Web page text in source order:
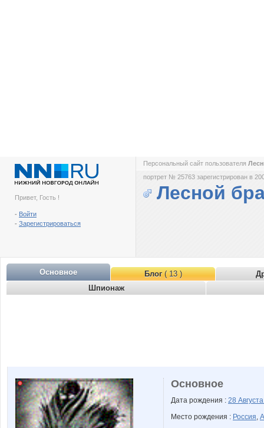
Привет, Гость !
- Войти
- Зарегистрироваться
Персональный сайт пользователя
портрет № 25763 зарегистрирован в
Лесной
Основное Блог( 13 )
Шпионаж
Основное
Дата рождения : 28
Место рождения : Россия,